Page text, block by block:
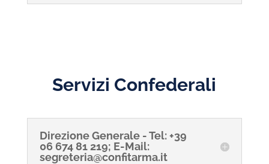
Servizi Confederali
Direzione Generale - Tel: +39
06 674 81 219; E-Mail:
segreteria@confitarma.it